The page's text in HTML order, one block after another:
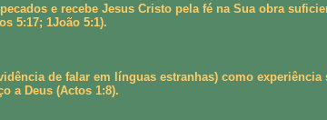
e recebe Jesus Cristo pela fé na Sua obra
5:17; 1João 5:1).
de falar em línguas estranhas) como experiência
a Deus (Actos 1:8).